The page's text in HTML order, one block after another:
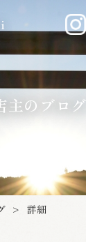
主のブログ
> 詳細